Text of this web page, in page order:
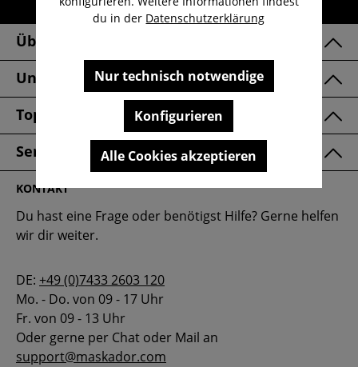
30 Tage kostenlose Retoure
Über Uns
Unsere Marken
Top Kategorien
Service & FAQ
KONTAKT
Du hast eine Frage oder benötigst Hilfe? Gerne helfen
wir dir weiter.
DE: +49 (0)7433 2603 120
Mo. - Do. von 09 - 17 Uhr
Fr. von 09 - 13 Uhr
Oder gerne per Chat oder Mail an
support@maskador.com
du in der Datenschutzerklärung
Nur technisch notwendige
Konfigurieren
Alle Cookies akzeptieren